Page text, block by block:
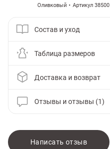
Оливковый Артикул 38500
Состав и уход
Таблица размеров
Доставка и возврат
Отзывы и отзывы (1)
Написать отзыв